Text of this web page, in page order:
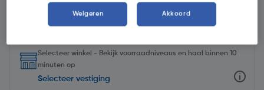
€ 5,83 | Excl. btw € 4,82
Selecteer winkel - Bekijk voorraadniveaus en haal binnen 10
minuten op
Selecteer vestiging
Weigeren Akkoord